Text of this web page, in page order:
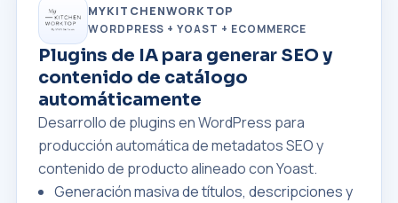
MYKITCHENWORKTOP
WORDPRESS + YOAST + ECOMMERCE
Plugins de IA para generar SEO y
contenido de catálogo
automáticamente
Desarrollo de plugins en WordPress para
producción automática de metadatos SEO y
contenido de producto alineado con Yoast.
Generación masiva de títulos, descripciones y